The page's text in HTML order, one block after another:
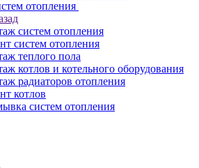
отопления
систем отопления
систем отопления
теплого пола
котлов и котельного оборудования
радиаторов отопления
котлов
систем отопления